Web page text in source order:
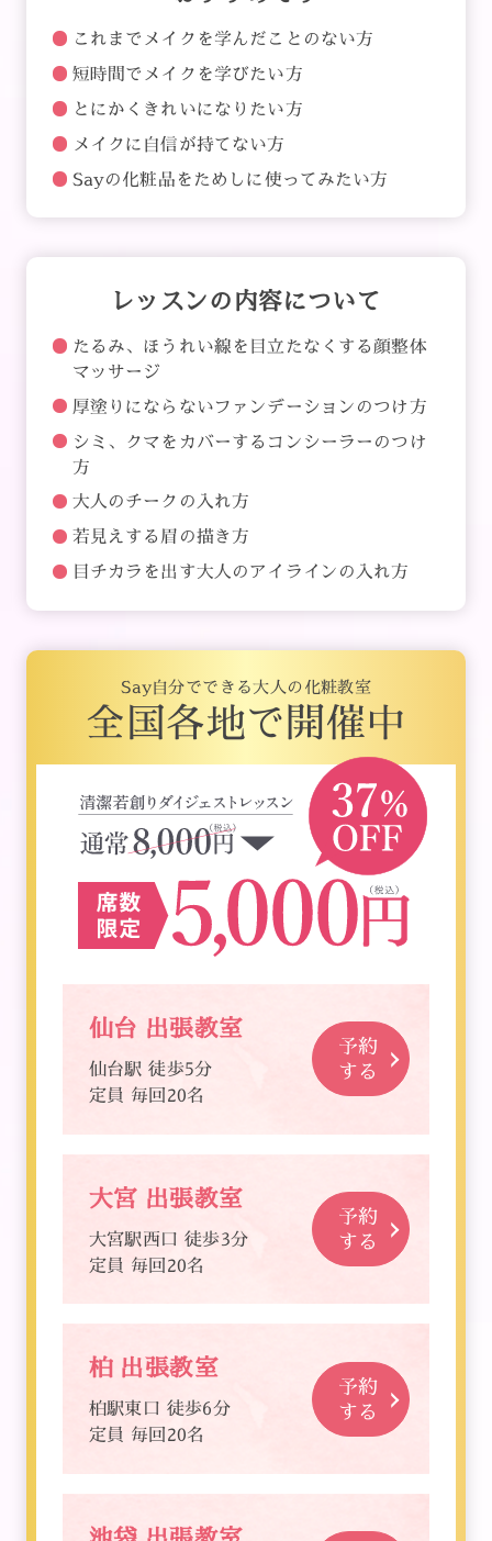
これまでメイクを学んだことのない方
短時間でメイクを学びたい方
とにかくきれいになりたい方
メイクに自信が持てない方
Sayの化粧品をためしに使ってみたい方
レッスンの内容について
たるみ、ほうれい線を目立たなくする顔整体
マッサージ
厚塗りにならないファンデーションのつけ方
シミ、クマをカバーするコンシーラーのつけ
方
大人のチークの入れ方
若見えする眉の描き方
目チカラを出す大人のアイラインの入れ方
Say自分でできる大人の化粧教室
全国各地で開催中
仙台 出張教室
仙台駅 徒歩5分
定員 毎回20名
予約
する
大宮 出張教室
大宮駅西口 徒歩3分
定員 毎回20名
予約
する
柏 出張教室
柏駅東口 徒歩6分
定員 毎回20名
予約
する